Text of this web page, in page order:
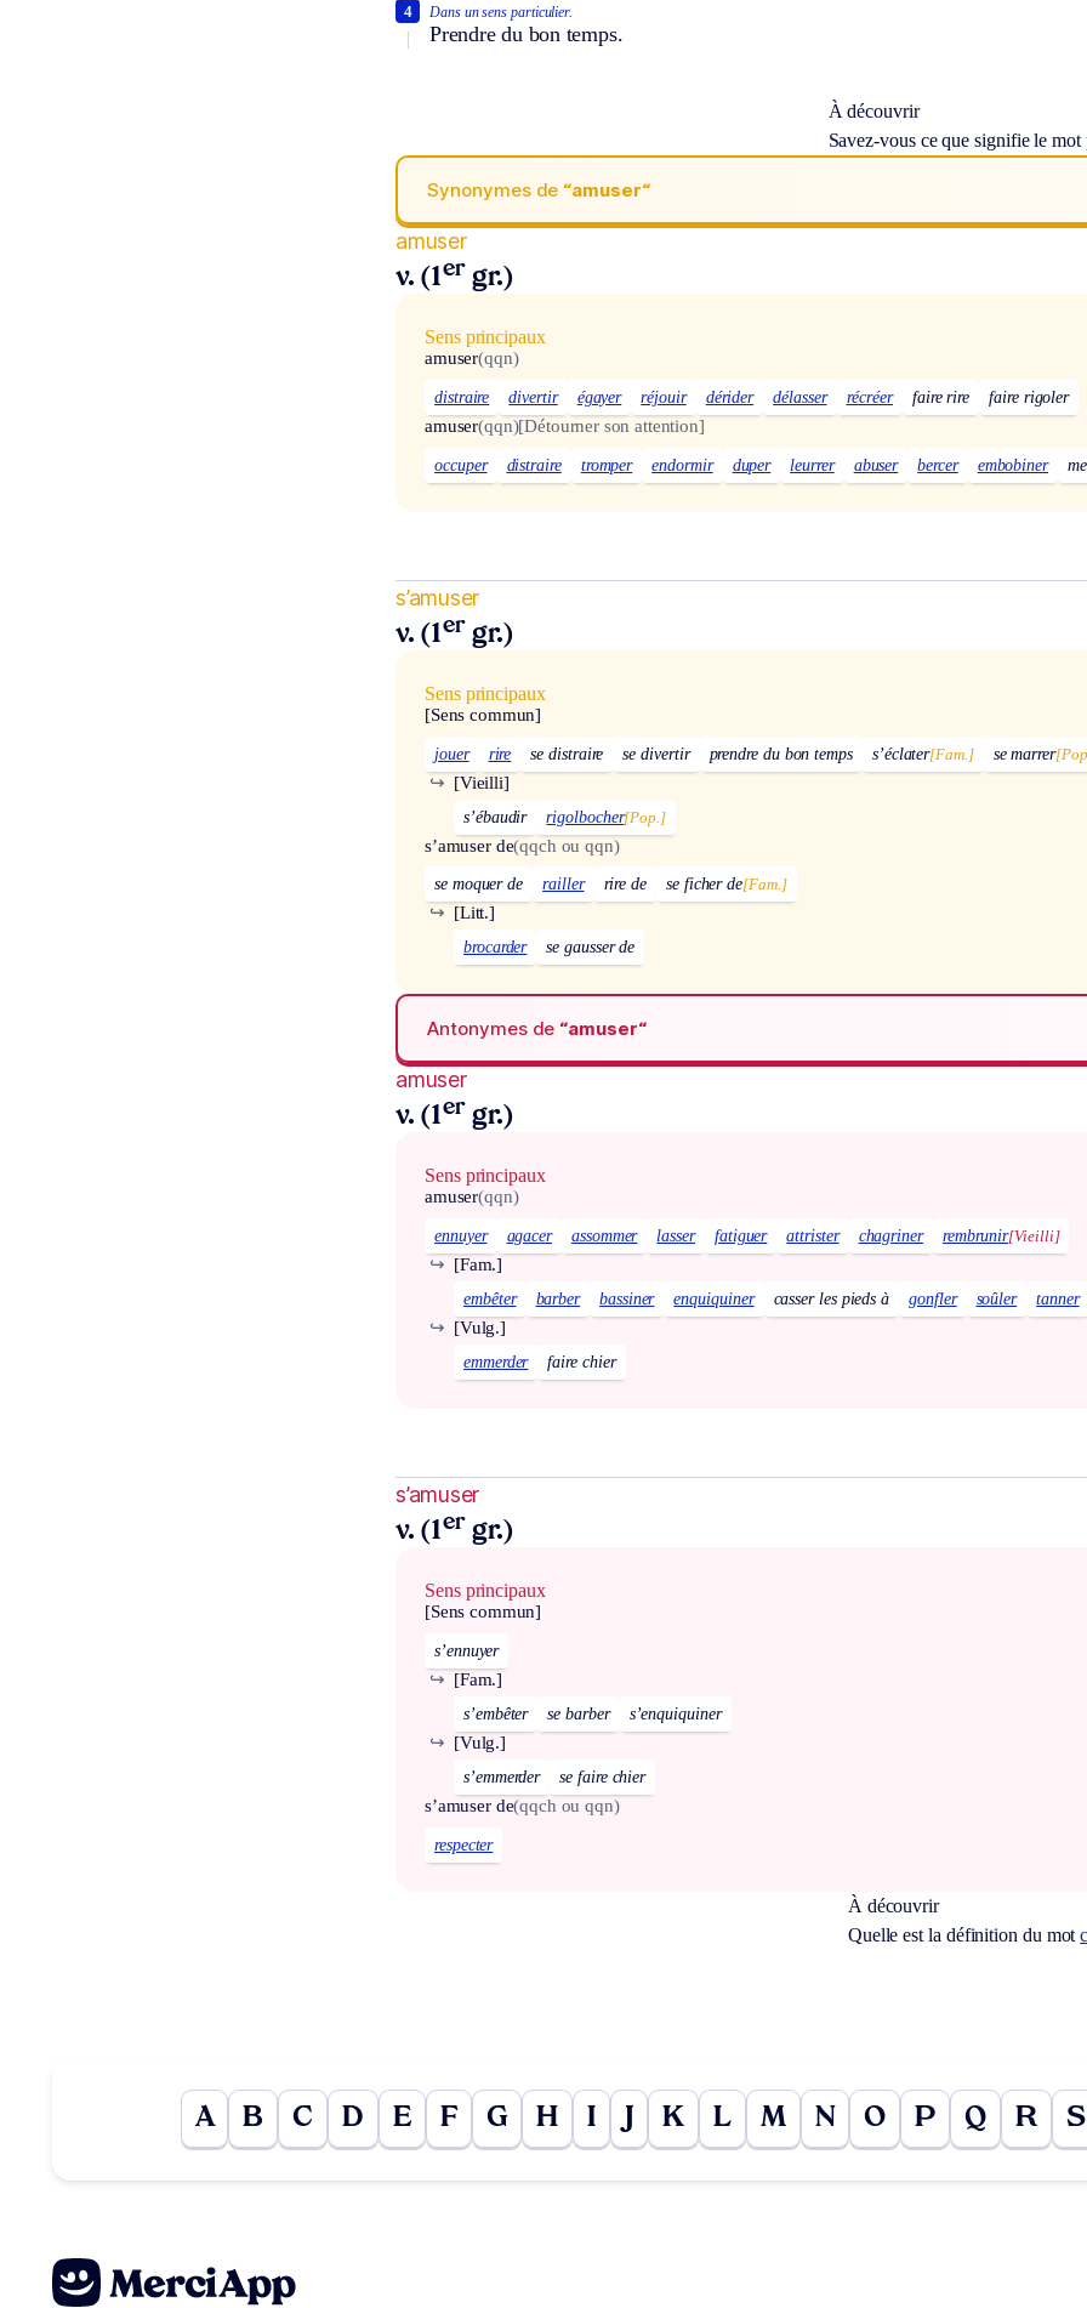
Dans un sens particulier.
Prendre du bon temps.
4
À découvrir
Savez-vous ce que signifie le mot
Synonymes de “amuser“
amuser
v. (1er gr.)
Sens principaux
amuser(qqn)
distraire divertir égayer réjouir dérider délasser récréer faire rire faire rigoler
amuser(qqn)[Détourner son attention]
occuper distraire tromper endormir duper leurrer abuser bercer embobiner
s’amuser
v. (1er gr.)
Sens principaux
[Sens commun]
jouer rire se distraire se divertir prendre du bon temps s’éclater[Fam.] se marrer
[Vieilli]
↪
s’ébaudir rigolbocher[Pop.]
s’amuser de(qqch ou qqn)
se moquer de railler rire de se ficher de[Fam.]
[Litt.]
↪
brocarder se gausser de
Antonymes de “amuser“
amuser
v. (1er gr.)
Sens principaux
amuser(qqn)
ennuyer agacer assommer lasser fatiguer attrister chagriner rembrunir[Vieilli]
[Fam.]
↪
embêter barber bassiner enquiquiner casser les pieds à gonfler soûler tanner
[Vulg.]
↪
emmerder faire chier
s’amuser
v. (1er gr.)
Sens principaux
[Sens commun]
s’ennuyer
[Fam.]
↪
s’embêter se barber s’enquiquiner
[Vulg.]
↪
s’emmerder se faire chier
s’amuser de(qqch ou qqn)
respecter
À découvrir
Quelle est la définition du mot
A B C D E F G H I K L M N O P Q R S